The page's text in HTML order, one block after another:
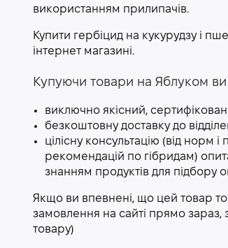
використанням прилипачів.
Купити гербіцид на кукурудзу і
інтернет магазині.
Купуючи товари на Яблуком
виключно якісний,
безкоштовну доставку до
цілісну консультацію (від норм
рекомендацій по гібридам)
знанням продуктів для підбору
Якщо ви впевнені, що цей товар
замовлення на сайті прямо зараз,
товару)